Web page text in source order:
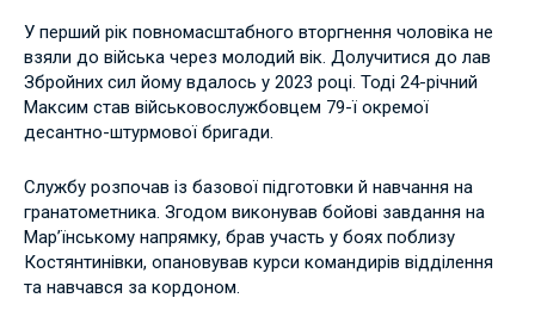
У перший рік повномасштабного вторгнення чоловіка не
взяли до війська через молодий вік. Долучитися до лав
Збройних сил йому вдалось у 2023 році. Тоді 24-річний
Максим став військовослужбовцем 79-ї окремої
десантно-штурмової бригади.
Службу розпочав із базової підготовки й навчання на
гранатометника. Згодом виконував бойові завдання на
Мар’їнському напрямку, брав участь у боях поблизу
Костянтинівки, опановував курси командирів відділення
та навчався за кордоном.